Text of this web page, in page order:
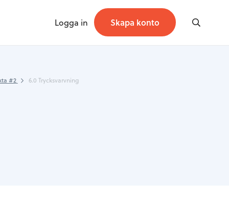
Logga in Skapa konto
#2 6.0 Trycksvarvning